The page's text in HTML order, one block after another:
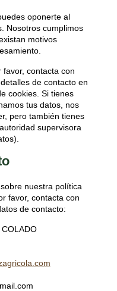
oponerte al
Nosotros cumplimos
motivos
contacta con
de contacto en
cookies. Si tienes
tus datos, nos
pero también tienes
supervisora
nuestra política
favor, contacta con
de contacto: